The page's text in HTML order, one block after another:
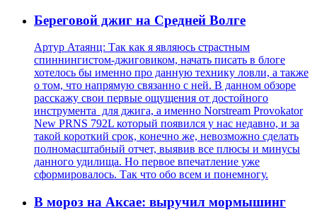
Береговой джиг на Средней Волге
Артур Атаянц: Так как я являюсь страстным
спиннингистом-джиговиком, начать писать в блоге
хотелось бы именно про данную технику ловли, а также
о том, что напрямую связанно с ней. В данном обзоре
расскажу свои первые ощущения от достойного
инструмента для джига, а именно Norstream Provokator
New PRNS 792L который появился у нас недавно, и за
такой короткий срок, конечно же, невозможно сделать
полномасштабный отчет, выявив все плюсы и минусы
данного удилища. Но первое впечатление уже
сформировалось. Так что обо всем и понемногу.
В мороз на Аксае: выручил мормышинг